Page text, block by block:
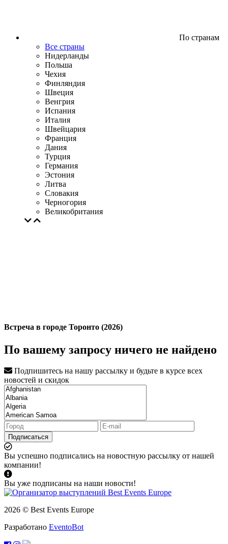
По странам
Все страны
Нидерланды
Польша
Чехия
Финляндия
Швеция
Венгрия
Испания
Италия
Швейцария
Франция
Дания
Турция
Германия
Эстония
Литва
Словакия
Черногория
Великобритания
Встреча в городе Торонто (2026)
По вашему запросу ничего не найдено
Подпишитесь на нашу рассылку и будьте в курсе всех
новостей и скидок
Подписаться
Вы успешно подписались на новостную рассылку от нашей
компании!
Вы уже подписаны на наши новости!
2026 © Best Events Europe
Разработано EventoBot